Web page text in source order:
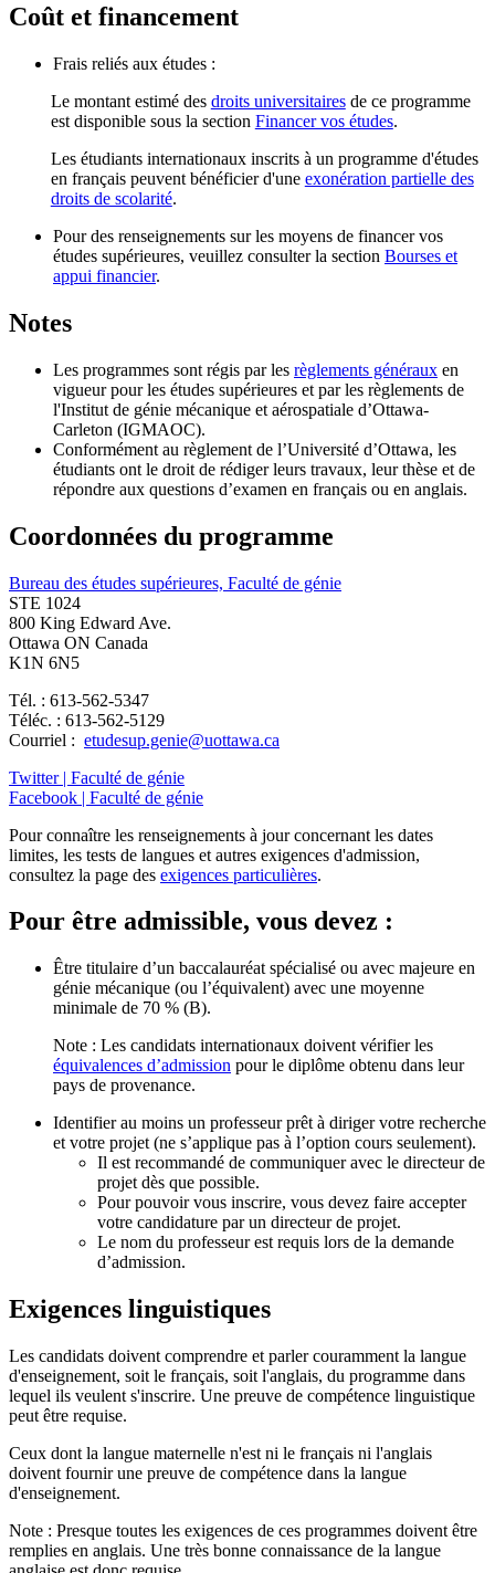
Coût et financement
Frais reliés aux études :
Le montant estimé des droits universitairesde ce programme
est disponible sous la section Financer vos études.
Les étudiants internationaux inscrits à un programme d'études
en français peuvent bénéficier d'une exonération partielle des
droits de scolarité.
Pour des renseignements sur les moyens de financer vos
études supérieures, veuillez consulter la section Bourses et
appui financier.
Notes
Les programmes sont régis par les règlements généraux en
vigueur pour les études supérieures et par les règlements de
l'Institut de génie mécanique et aérospatiale d’Ottawa-
Carleton (IGMAOC).
Conformément au règlement de l’Université d’Ottawa, les
étudiants ont le droit de rédiger leurs travaux, leur thèse et de
répondre aux questions d’examen en français ou en anglais.
Coordonnées du programme
Bureau des études supérieures, Faculté de génie
STE 1024
800 King Edward Ave.
Ottawa ON Canada
K1N 6N5
Tél. : 613-562-5347
Téléc. : 613-562-5129
Courriel : etudesup.genie@uottawa.ca
Twitter | Faculté de génie
Facebook | Faculté de génie
Pour connaître les renseignements à jour concernant les dates
limites, les tests de langues et autres exigences d'admission,
consultez la page des exigences particulières.
Pour être admissible, vous devez :
Être titulaire d’un baccalauréat spécialisé ou avec majeure en
génie mécanique (ou l’équivalent) avec une moyenne
minimale de 70 % (B).
Note : Les candidats internationaux doivent vérifier les
équivalences d’admission pour le diplôme obtenu dans leur
pays de provenance.
Identifier au moins un professeur prêt à diriger votre recherche
et votre projet (ne s’applique pas à l’option cours seulement).
Il est recommandé de communiquer avec le directeur de
projet dès que possible.
Pour pouvoir vous inscrire, vous devez faire accepter
votre candidature par un directeur de projet.
Le nom du professeur est requis lors de la demande
d’admission.
Exigences linguistiques
Les candidats doivent comprendre et parler couramment la langue
d'enseignement, soit le français, soit l'anglais, du programme dans
lequel ils veulent s'inscrire. Une preuve de compétence linguistique
peut être requise.
Ceux dont la langue maternelle n'est ni le français ni l'anglais
doivent fournir une preuve de compétence dans la langue
d'enseignement.
Note : Presque toutes les exigences de ces programmes doivent être
remplies en anglais. Une très bonne connaissance de la langue